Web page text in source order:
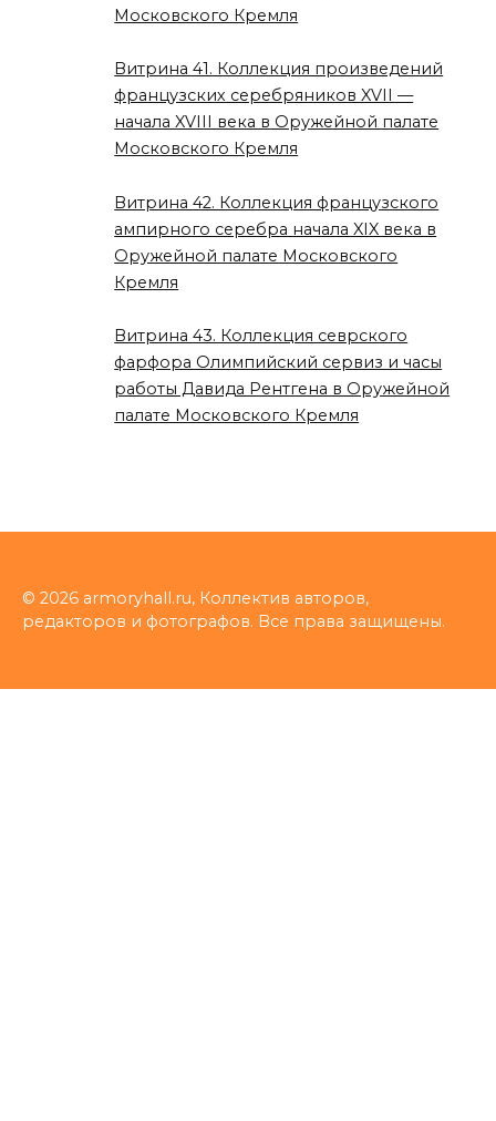
Московского Кремля
Витрина 41. Коллекция произведений
французских серебряников XVII —
начала XVIII века в Оружейной палате
Московского Кремля
Витрина 42. Коллекция французского
ампирного серебра начала XIX века в
Оружейной палате Московского
Кремля
Витрина 43. Коллекция севрского
фарфора Олимпийский сервиз и часы
работы Давида Рентгена в Оружейной
палате Московского Кремля
© 2026 armoryhall.ru, Коллектив авторов,
редакторов и фотографов. Все права защищены.